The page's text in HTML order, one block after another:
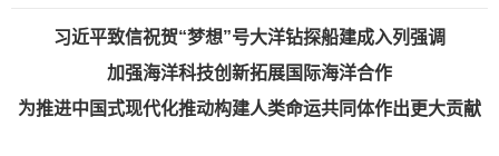
习近平致信祝贺“梦想”号大洋钻探船建成入列强调
加强海洋科技创新拓展国际海洋合作
为推进中国式现代化推动构建人类命运共同体作出更大贡献